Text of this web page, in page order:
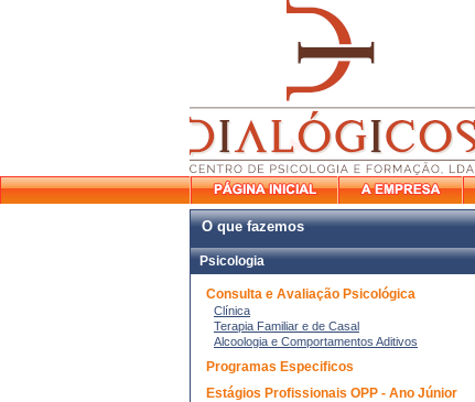
O que fazemos
Psicologia
Consulta e Avaliação Psicológica
Clínica
Terapia Familiar e de Casal
Alcoologia e Comportamentos Aditivos
Programas Especificos
Estágios Profissionais OPP - Ano Júnior